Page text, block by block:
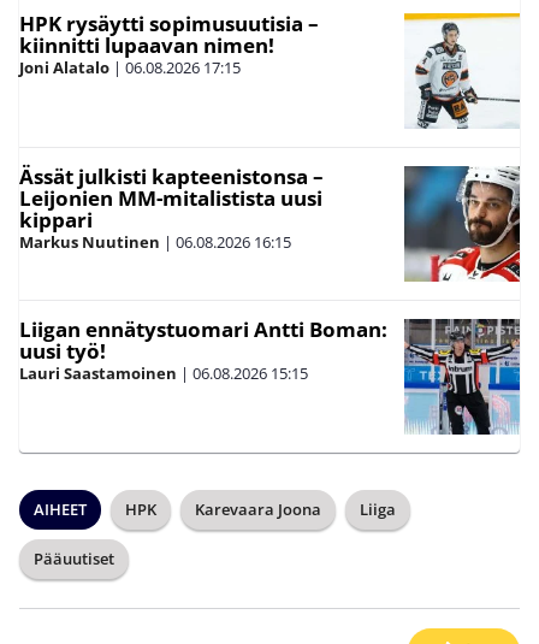
HPK rysäytti sopimusuutisia –
kiinnitti lupaavan nimen!
Joni Alatalo | 06.08.2026 17:15
Ässät julkisti kapteenistonsa –
Leijonien MM-mitalistista uusi
kippari
Markus Nuutinen | 06.08.2026 16:15
Liigan ennätystuomari Antti Boman:
uusi työ!
Lauri Saastamoinen | 06.08.2026 15:15
AIHEET HPK Karevaara Joona Liiga
Pääuutiset